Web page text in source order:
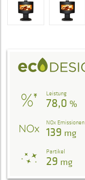
Leistung
78,0 %
NOx Emissionen
139 mg
Partikel
29 mg